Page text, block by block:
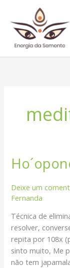
conteúdo
Deixe um
Fernanda
Técnica de
resolver,
repita por 108x
sinto muito, Me
não tem
Ho
´oponopono